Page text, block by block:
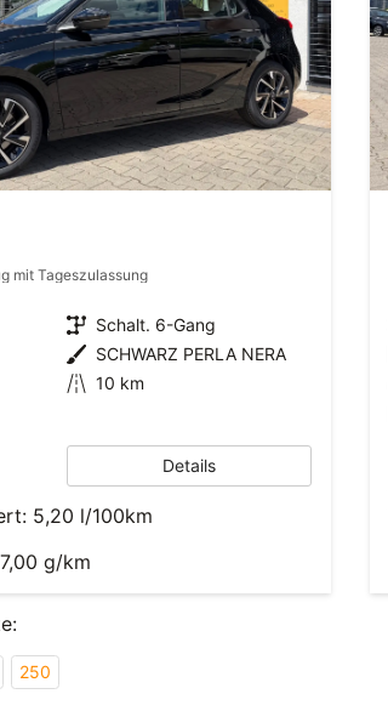
mit Tageszulassung
Schalt. 6-Gang
SCHWARZ PERLA NERA
10 km
Details
5,20 l/100km
g/km
250